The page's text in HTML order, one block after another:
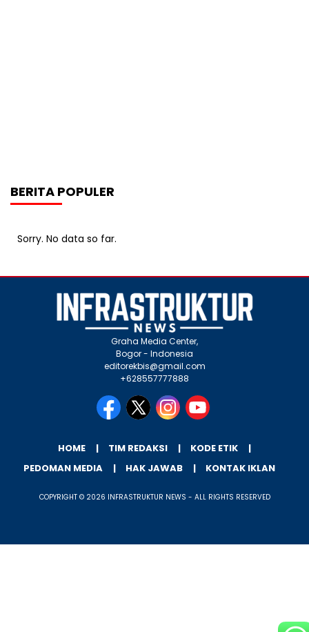
BERITA POPULER
Sorry. No data so far.
Graha Media Center,
Bogor - Indonesia
editorekbis@gmail.com
+628557777888
HOME TIM REDAKSI
KODE ETIK
PEDOMAN MEDIA
HAK JAWAB KONTAK IKLAN
COPYRIGHT © 2026 INFRASTRUKTUR NEWS - ALL RIGHTS RESERVED